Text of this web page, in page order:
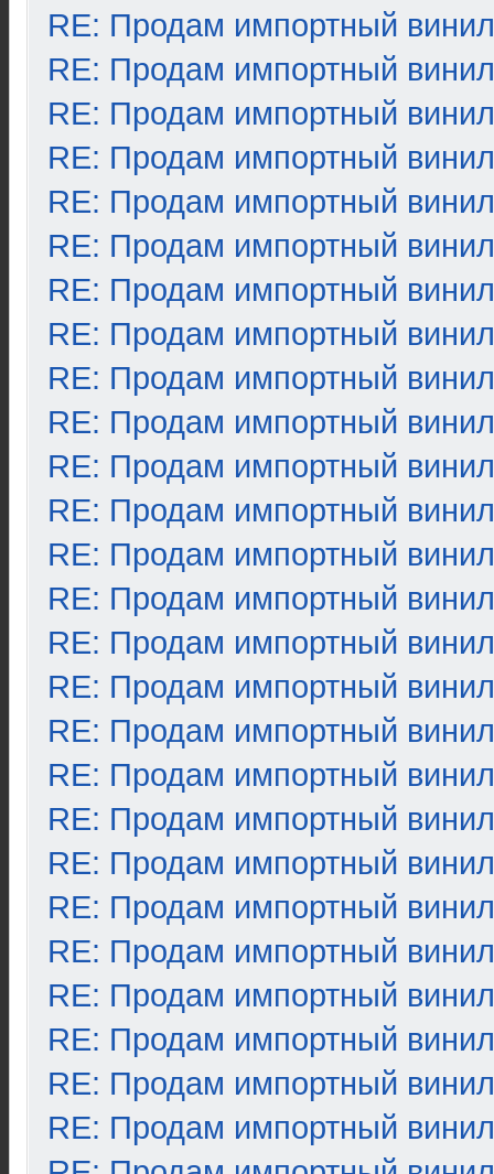
RE: Продам импортный винил
RE: Продам импортный винил
RE: Продам импортный винил
RE: Продам импортный винил
RE: Продам импортный винил
RE: Продам импортный винил
RE: Продам импортный винил
RE: Продам импортный винил
RE: Продам импортный винил
RE: Продам импортный винил
RE: Продам импортный винил
RE: Продам импортный винил
RE: Продам импортный винил
RE: Продам импортный винил
RE: Продам импортный винил
RE: Продам импортный винил
RE: Продам импортный винил
RE: Продам импортный винил
RE: Продам импортный винил
RE: Продам импортный винил
RE: Продам импортный винил
RE: Продам импортный винил
RE: Продам импортный винил
RE: Продам импортный винил
RE: Продам импортный винил
RE: Продам импортный винил